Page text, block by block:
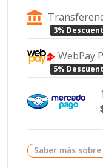
3%
WebPay
5%
Saber más